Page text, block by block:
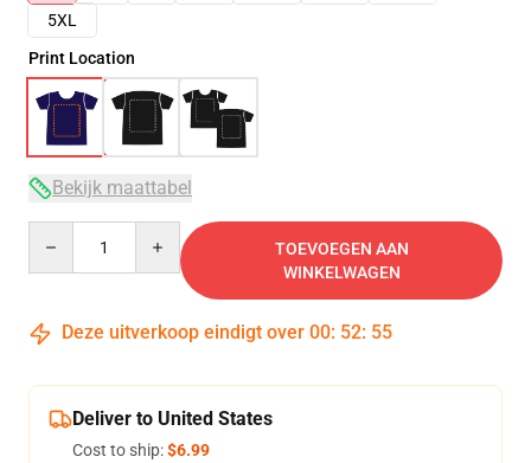
5XL
Print Location
Bekijk maattabel
TOEVOEGEN AAN
WINKELWAGEN
Deze uitverkoop eindigt over 00: 52: 54
Deliver to United States
Cost to ship:$6.99